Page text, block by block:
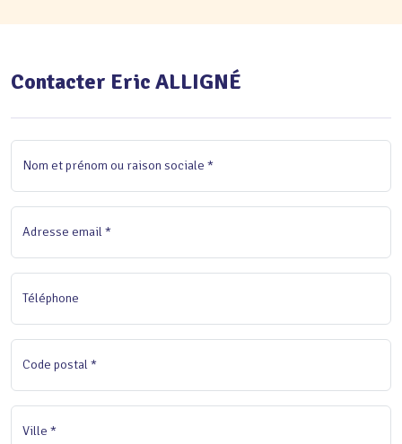
Contacter Eric ALLIGNÉ
Nom et prénom ou raison sociale *
Adresse email *
Téléphone
Code postal *
Ville *